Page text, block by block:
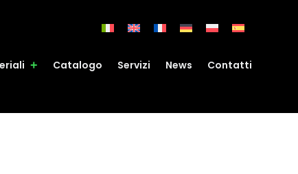
Catalogo Servizi News Contatti